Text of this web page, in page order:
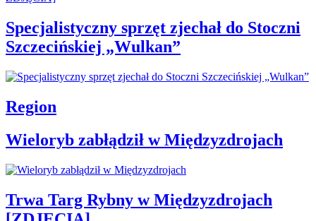
Specjalistyczny sprzęt zjechał do Stoczni
Szczecińskiej „Wulkan”
Region
Wieloryb zabłądził w Międzyzdrojach
Trwa Targ Rybny w Międzyzdrojach